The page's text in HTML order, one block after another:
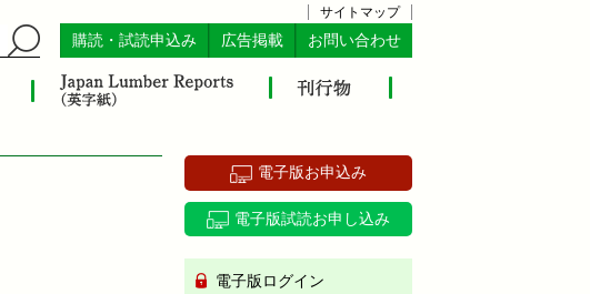
サイトマップ
購読・試読申込み 広告掲載 お問い合わせ
電子版お申込み
電子版試読お申し込み
電子版ログイン